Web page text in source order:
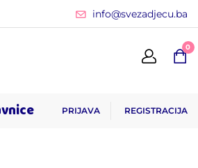
info@svezadjecu.ba
0
PRIJAVA REGISTRACIJA